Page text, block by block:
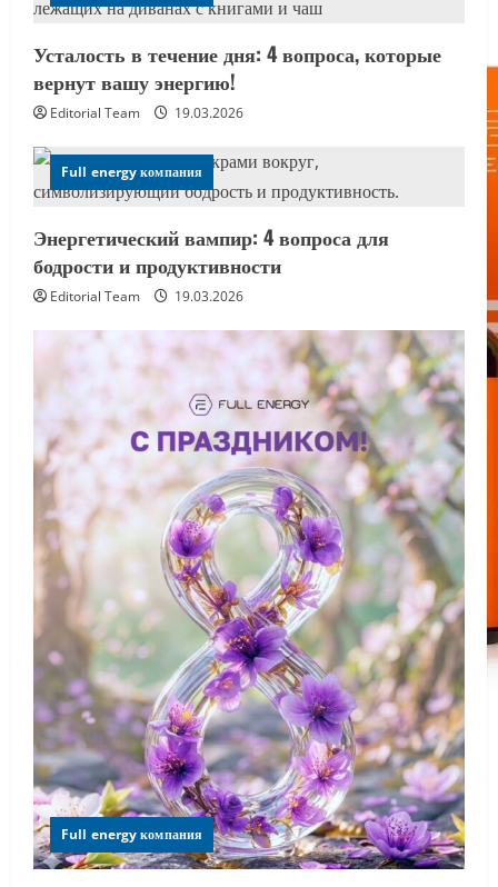
Усталость в течение дня: 4 вопроса, которые
вернут вашу энергию!
Editorial Team 19.03.2026
Full energy компания
Энергетический вампир: 4 вопроса для
бодрости и продуктивности
Editorial Team 19.03.2026
Full energy компания